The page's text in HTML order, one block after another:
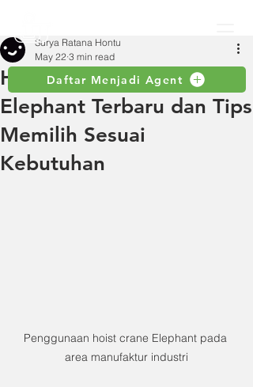
Daftar Menjadi Agent
Harga Hoist Crane
Elephant Terbaru dan Tips
Memilih Sesuai
Kebutuhan
Surya Ratana Hontu
May 22 3 min read
Penggunaan hoist crane Elephant pada
area manufaktur industri